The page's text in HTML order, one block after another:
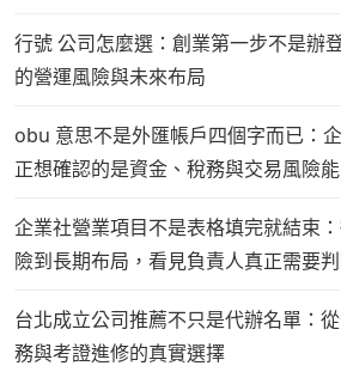
行號 公司怎麼選：創業第一步不是辦
的營運風險與未來布局
obu 意思不是外匯帳戶四個字而已：
正想確認的是資金、稅務與交易風險
企業社營業項目不是表格填完就結束
險到長期布局，看見負責人真正需要
台北成立公司推薦不只是代辦名單：
務與考證進修的真實選擇